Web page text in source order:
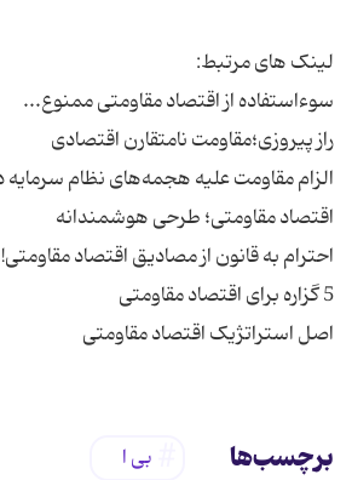
اصل استراتژیک اقتصاد مقاومتی
برچسب‌ها بی ا